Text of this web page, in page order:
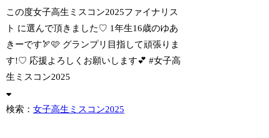
この度女子高生ミスコン2025ファイナリス
ト に選んで頂きました♡ 1年生16歳のゆあ
きーです🏹🩷 グランプリ目指して頑張りま
す!♡ 応援よろしくお願いします💕 #女子高
生ミスコン2025
検索：女子高生ミスコン2025